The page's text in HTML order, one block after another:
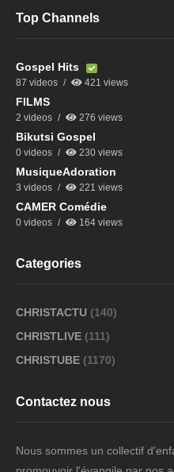
Top Channels
Gospel Hits
87 videos 421 views
FILMS
2 videos 276 views
Bikutsi Gospel
0 videos 230 views
MusiqueAdoration
3 videos 221 views
CAMER Comédie
0 videos 164 views
Categories
CHRISTACTU (140)
CHRISTLIVE (111)
CHRISTUBE (1170)
Contactez nous
Nous sommes un collectif